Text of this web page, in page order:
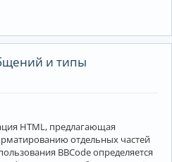
и типы
HTML, предлагающая
отдельных частей
BBCode определяется